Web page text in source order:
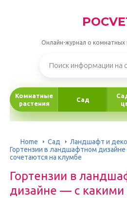
Онлайн-журнал о комнатных
Комнатные
растения
Сад
Home Сад
Ландшафт и
Гортензии в ландшафтном
сочетаются на клумбе
Гортензии в
дизайне — с какими